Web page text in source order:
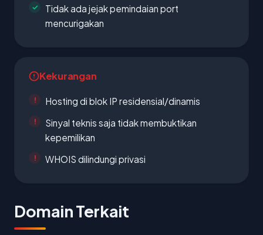
Tidak ada jejak pemindaian port
mencurigakan
Kekurangan
Hosting di blok IP residensial/dinamis
Sinyal teknis saja tidak membuktikan
kepemilikan
WHOIS dilindungi privasi
Domain Terkait